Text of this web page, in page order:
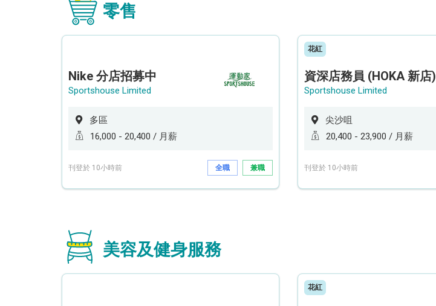
零售
Nike 分店招募中
Sportshouse Limited
多區
16,000 - 20,400 / 月薪
刊登於 10小時前 全職 兼職
花紅
資深店務員 (HOKA 新店)
Sportshouse Limited
尖沙咀
20,400 - 23,900 / 月薪
刊登於 10小時前
美容及健身服務
花紅